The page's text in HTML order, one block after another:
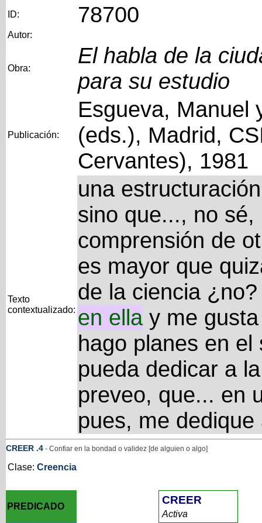
ID: 78700
Autor:
Obra:
El habla de la
para su estudio
Publicación:
Esgueva, Manuel
(eds.), Madrid,
Cervantes), 1981
Texto
contextualizado:
una
sino que..., no
comprensión de
es mayor que
de la ciencia
en ellay me gusta
hago planes en
pueda dedicar a
preveo, que... en
pues, me dedique
CREER .4- Confiar en la bondad o validez [de alguien o algo]
Clase: Creencia
PREDICADO
CREER
Activa